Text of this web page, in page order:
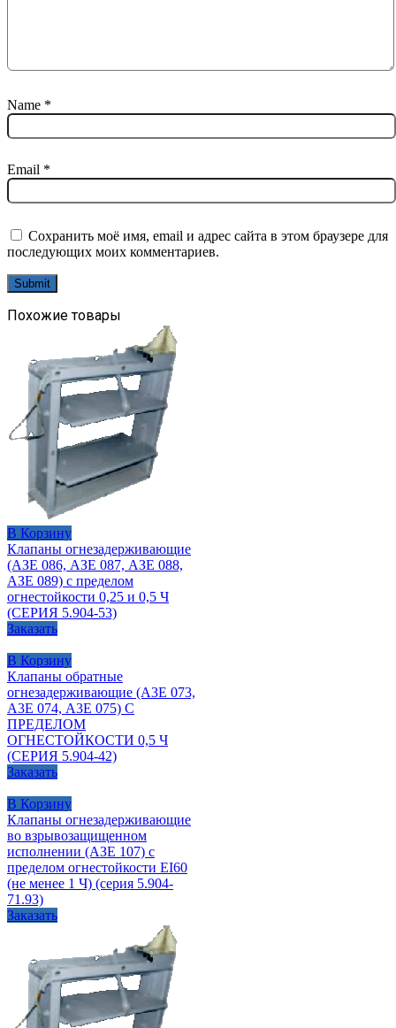
Name *
Email *
Сохранить моё имя, email и адрес сайта в этом браузере для
последующих моих комментариев.
Похожие товары
В Корзину
Клапаны огнезадерживающие
(АЗЕ 086, АЗЕ 087, АЗЕ 088,
АЗЕ 089) с пределом
огнестойкости 0,25 и 0,5 Ч
(СЕРИЯ 5.904-53)
Заказать
В Корзину
Клапаны обратные
огнезадерживающие (А3Е 073,
А3Е 074, А3Е 075) С
ПРЕДЕЛОМ
ОГНЕСТОЙКОСТИ 0,5 Ч
(СЕРИЯ 5.904-42)
Заказать
В Корзину
Клапаны огнезадерживающие
во взрывозащищенном
исполнении (АЗЕ 107) с
пределом огнестойкости EI60
(не менее 1 Ч) (серия 5.904-
71.93)
Заказать